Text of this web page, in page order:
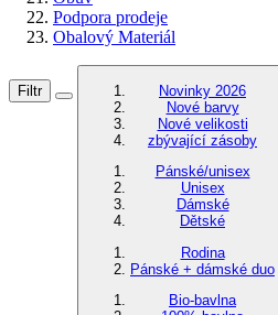
Podpora prodeje
Obalový Materiál
Filtr
Novinky 2026
Nové barvy
Nové velikosti
zbývající zásoby
Pánské/unisex
Unisex
Dámské
Dětské
Rodina
Pánské + dámské duo
Bio-bavlna